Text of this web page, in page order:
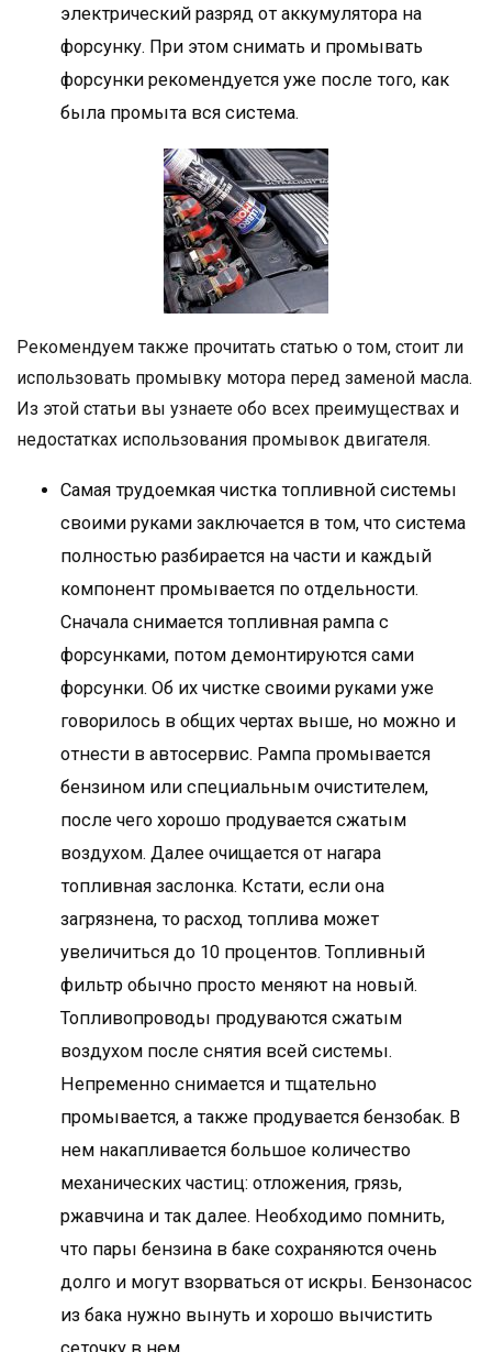
электрический разряд от аккумулятора на
форсунку. При этом снимать и промывать
форсунки рекомендуется уже после того, как
была промыта вся система.
Рекомендуем также прочитать статью о том, стоит ли
использовать промывку мотора перед заменой масла.
Из этой статьи вы узнаете обо всех преимуществах и
недостатках использования промывок двигателя.
Самая трудоемкая чистка топливной системы
своими руками заключается в том, что система
полностью разбирается на части и каждый
компонент промывается по отдельности.
Сначала снимается топливная рампа с
форсунками, потом демонтируются сами
форсунки. Об их чистке своими руками уже
говорилось в общих чертах выше, но можно и
отнести в автосервис. Рампа промывается
бензином или специальным очистителем,
после чего хорошо продувается сжатым
воздухом. Далее очищается от нагара
топливная заслонка. Кстати, если она
загрязнена, то расход топлива может
увеличиться до 10 процентов. Топливный
фильтр обычно просто меняют на новый.
Топливопроводы продуваются сжатым
воздухом после снятия всей системы.
Непременно снимается и тщательно
промывается, а также продувается бензобак. В
нем накапливается большое количество
механических частиц: отложения, грязь,
ржавчина и так далее. Необходимо помнить,
что пары бензина в баке сохраняются очень
долго и могут взорваться от искры. Бензонасос
из бака нужно вынуть и хорошо вычистить
сеточку в нем.